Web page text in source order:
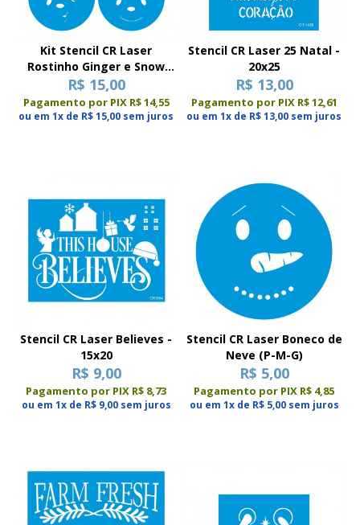
Kit Stencil CR Laser
Rostinho Ginger e Snow
(com 4 stencils)
R$ 15,00
Pagamento por PIX R$ 14,55
ou em 1x de R$ 15,00 sem juros
Stencil CR Laser 25 Natal -
20x25
R$ 13,00
Pagamento por PIX R$ 12,61
ou em 1x de R$ 13,00 sem juros
Stencil CR Laser Believes -
15x20
R$ 9,00
Pagamento por PIX R$ 8,73
ou em 1x de R$ 9,00 sem juros
Stencil CR Laser Boneco de
Neve (P-M-G)
R$ 5,00
Pagamento por PIX R$ 4,85
ou em 1x de R$ 5,00 sem juros